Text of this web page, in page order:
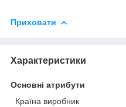
Приховати
Характеристики
Основні атрибути
Країна виробник